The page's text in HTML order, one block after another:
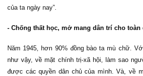
của ta ngày nay”.
- Chống thất học, mở mang dân trí cho toàn
Năm 1945, hơn 90% đồng bào ta mù chữ.
như vậy, về mặt chính trị-xã hội, làm sao
được các quyền dân chủ của mình. Và, về